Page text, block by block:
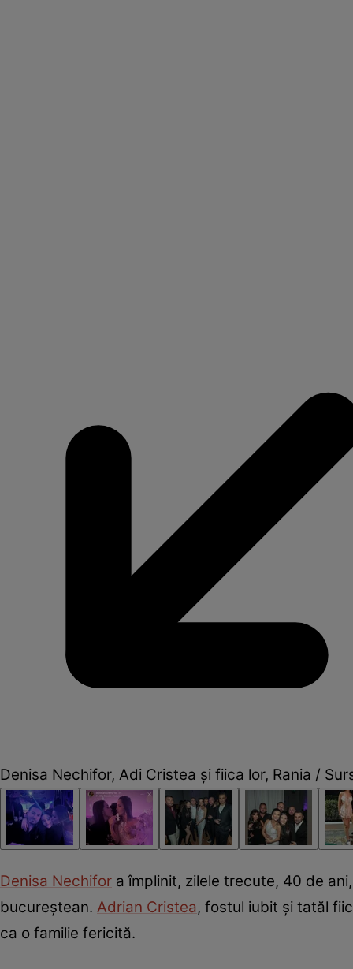
Denisa Nechifor, Adi Cristea și fiica lor, Rania /
Denisa Nechifor a împlinit, zilele trecute, 40 de
bucureștean. Adrian Cristea, fostul iubit și tatăl
ca o familie fericită.